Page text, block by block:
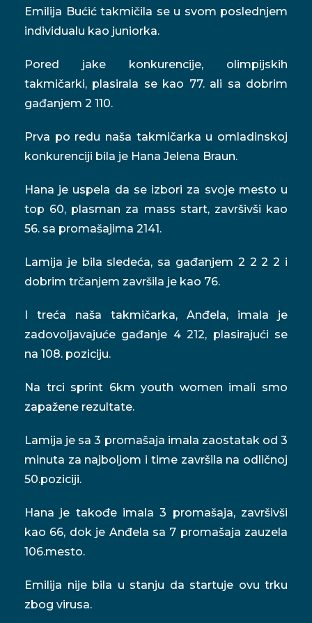
Emilija Bućić takmičila se u svom poslednjem
individualu kao juniorka.
Pored jake konkurencije, olimpijskih
takmičarki, plasirala se kao 77. ali sa dobrim
gađanjem 2 110.
Prva po redu naša takmičarka u omladinskoj
konkurenciji bila je Hana Jelena Braun.
Hana je uspela da se izbori za svoje mesto u
top 60, plasman za mass start, završivši kao
56. sa promašajima 2141.
Lamija je bila sledeća, sa gađanjem 2 2 2 2 i
dobrim trčanjem završila je kao 76.
I treća naša takmičarka, Anđela, imala je
zadovoljavajuće gađanje 4 212, plasirajući se
na 108. poziciju.
Na trci sprint 6km youth women imali smo
zapažene rezultate.
Lamija je sa 3 promašaja imala zaostatak od 3
minuta za najboljom i time završila na odličnoj
50.poziciji.
Hana je takođe imala 3 promašaja, završivši
kao 66, dok je Anđela sa 7 promašaja zauzela
106.mesto.
Emilija nije bila u stanju da startuje ovu trku
zbog virusa.